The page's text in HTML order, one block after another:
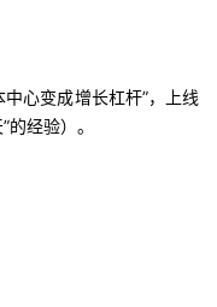
心变成增长杠杆”，上线
经验）。